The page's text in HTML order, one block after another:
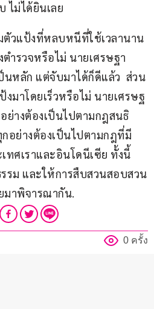
ไม่ได้ยินเลย
ตัวแป้งที่หลบหนีที่ใช้เวลานาน
ำรวจหรือไม่ นายเศรษฐา
หลัก แต่จับมาได้ก็ดีแล้ว  ส่วน
งมาโดยเร็วหรือไม่ นายเศรษฐ
ย่างต้องเป็นไปตามกฎสนธิ
อย่างต้องเป็นไปตามกฎที่มี
ทศเราและอินโดนีเซีย ทั้งนี้
รม และให้การสืบสวนสอบสวน
มาพิจารณากัน.
0 ครั้ง